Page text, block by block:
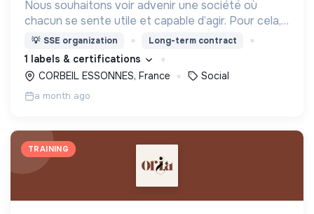
Nous souhaitons voir advenir une société où
chacun se sente utile et capable d’agir. Pour cela,
nous proposons des moyens et des lieux
d’engagement innovants et adaptés à tous.
💡 SSE organization Long-term contract
1 labels & certifications
CORBEIL ESSONNES, France
Social
a month ago
TRAINING